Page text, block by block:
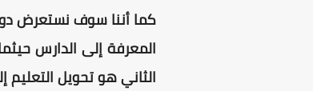
كما أننا سوف نستعرض
المعرفة إلى الدارس
الثاني هو تحويل التعليم